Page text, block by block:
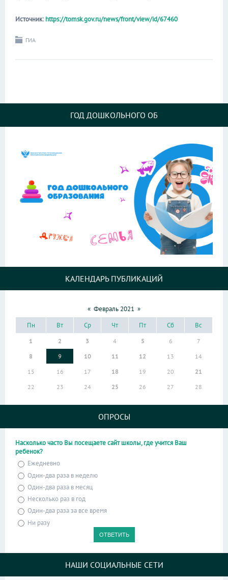
Источник: https://tomsk.gov.ru/news/front/view/id/67460
ГИА
ГОД ДОШКОЛЬНОГО ОБ
КАЛЕНДАРЬ ПУБЛИКАЦИЙ
« Февраль 2021 »
Пн
Вт Ср Чт Пт Сб Вс
1 2 3 4 5 6
7
8
9 10 11 12 13
14
15
16 17 18 19 20
21
22
23 24 25 26 27 28
ОПРОСЫ
Насколько часто Вы посещаете сайт школы, где учится Ваш
ребенок?
Ежедневно
Один-два раза в неделю
Один-два раза в месяц
Несколько раз в год
Один-два раза за все время
Ни разу
НАШИ СОЦИАЛЬНЫЕ СЕТИ